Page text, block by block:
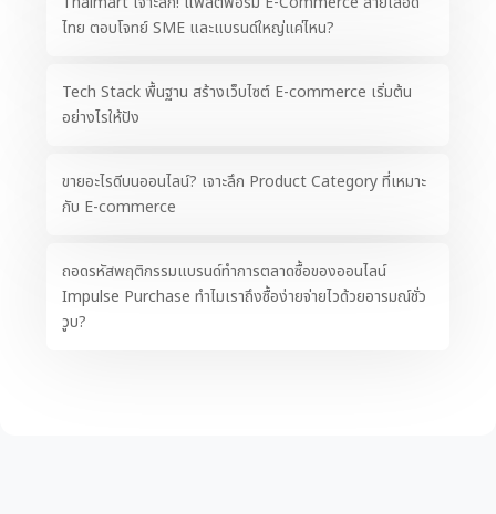
ไทย ตอบโจทย์ SME และแบรนด์ใหญ่แค่ไหน?
Tech Stack พื้นฐาน สร้างเว็บไซต์ E-commerce เริ่มต้น
อย่างไรให้ปัง
ขายอะไรดีบนออนไลน์? เจาะลึก Product Category ที่เหมาะ
กับ E-commerce
ถอดรหัสพฤติกรรมแบรนด์ทำการตลาดซื้อของออนไลน์
Impulse Purchase ทำไมเราถึงซื้อง่ายจ่ายไวด้วยอารมณ์ชั่ว
วูบ?